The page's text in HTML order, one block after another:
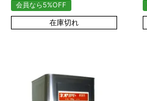
会員なら5%OFF
在庫切れ